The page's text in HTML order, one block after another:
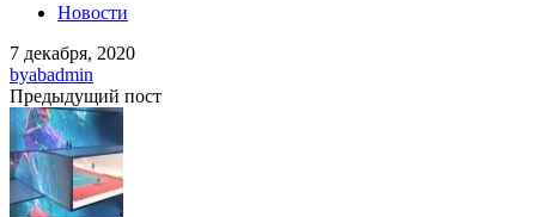
Новости
7 декабря, 2020
byabadmin
Предыдущий пост